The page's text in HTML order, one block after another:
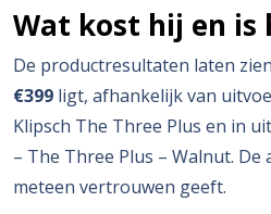
Wat kost hij en is
De productresultaten laten
€399 ligt, afhankelijk van
Klipsch The Three Plus en in
– The Three Plus – Walnut.
meteen vertrouwen geeft.